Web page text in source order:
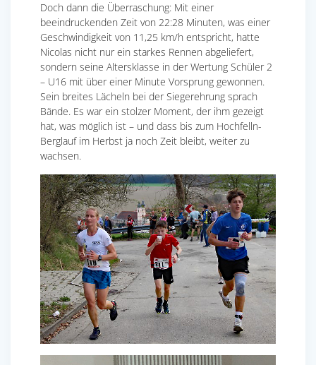
Doch dann die Überraschung: Mit einer
beeindruckenden Zeit von 22:28 Minuten, was einer
Geschwindigkeit von 11,25 km/h entspricht, hatte
Nicolas nicht nur ein starkes Rennen abgeliefert,
sondern seine Altersklasse in der Wertung Schüler 2
– U16 mit über einer Minute Vorsprung gewonnen.
Sein breites Lächeln bei der Siegerehrung sprach
Bände. Es war ein stolzer Moment, der ihm gezeigt
hat, was möglich ist – und dass bis zum Hochfelln-
Berglauf im Herbst ja noch Zeit bleibt, weiter zu
wachsen.